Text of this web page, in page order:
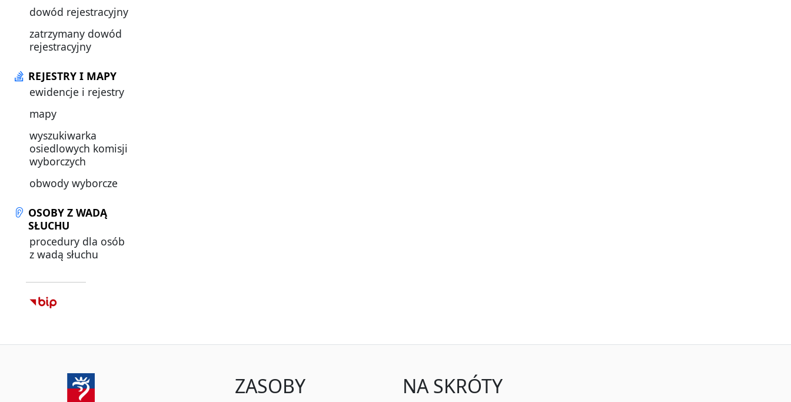
dowód rejestracyjny
zatrzymany dowód
rejestracyjny
REJESTRY I MAPY
ewidencje i rejestry
mapy
wyszukiwarka
osiedlowych komisji
wyborczych
obwody wyborcze
OSOBY Z WADĄ
SŁUCHU
procedury dla osób
z wadą słuchu
ZASOBY NA SKRÓTY